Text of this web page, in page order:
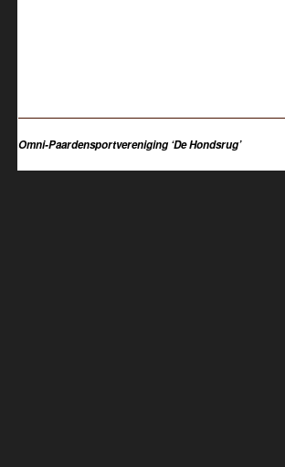
Omni-Paardensportvereniging ‘De Hondsrug’